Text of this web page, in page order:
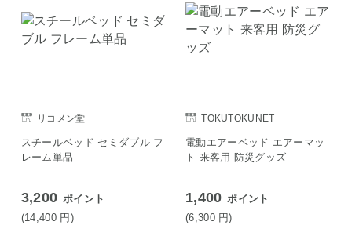
リコメン堂
スチールベッド セミダブル フ
レーム単品
3,200 ポイント
(14,400 円 )
TOKUTOKUNET
電動エアーベッド エアーマッ
ト 来客用 防災グッズ
1,400 ポイント
(6,300 円)